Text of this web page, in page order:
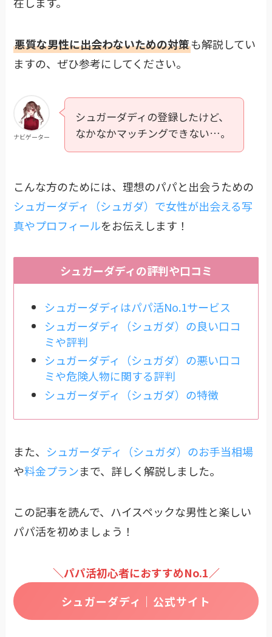
悪質な男性に出会わないための対策も解説してい
ますの、ぜひ参考にしてください。
ナビゲーター
シュガーダディの登録したけど、
なかなかマッチングできない…。
こんな方のためには、理想のパパと出会うための
シュガーダディ（シュガダ）で女性が出会える写
真やプロフィールをお伝えします！
シュガーダディの評判や口コミ
シュガーダディはパパ活No.1サービス
シュガーダディ（シュガダ）の良い口コ
ミや評判
シュガーダディ（シュガダ）の悪い口コ
ミや危険人物に関する評判
シュガーダディ（シュガダ）の特徴
また、 シュガーダディ（シュガダ）のお手当相場
や料金プランまで、詳しく解説しました。
この記事を読んで、ハイスペックな男性と楽しい
パパ活を初めましょう！
＼パパ活初心者におすすめNo.1／
シュガーダディ｜公式サイト